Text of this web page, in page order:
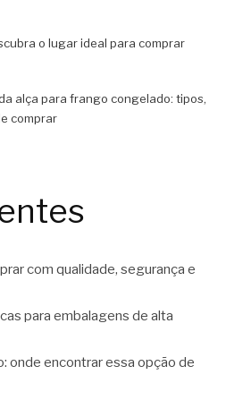
o lugar ideal para comprar
alça para frango congelado: tipos,
comprar
com qualidade, segurança e
para embalagens de alta
onde encontrar essa opção de